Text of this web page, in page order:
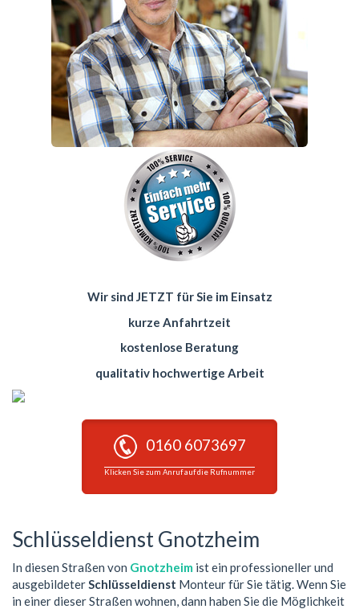
Wir sind JETZT für Sie im Einsatz
kurze Anfahrtzeit
kostenlose Beratung
qualitativ hochwertige Arbeit
0160 6073697
Klicken Sie zum Anruf auf die Rufnummer
Schlüsseldienst Gnotzheim
In diesen Straßen von Gnotzheim ist ein professioneller und
ausgebildeterSchlüsseldienst Monteur für Sie tätig. Wenn Sie
in einer dieser Straßen wohnen, dann haben Sie die Möglichkeit